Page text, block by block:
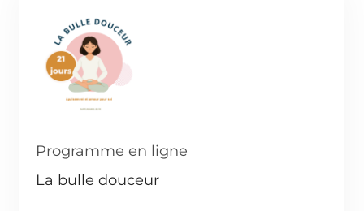
Programme en ligne
La bulle douceur